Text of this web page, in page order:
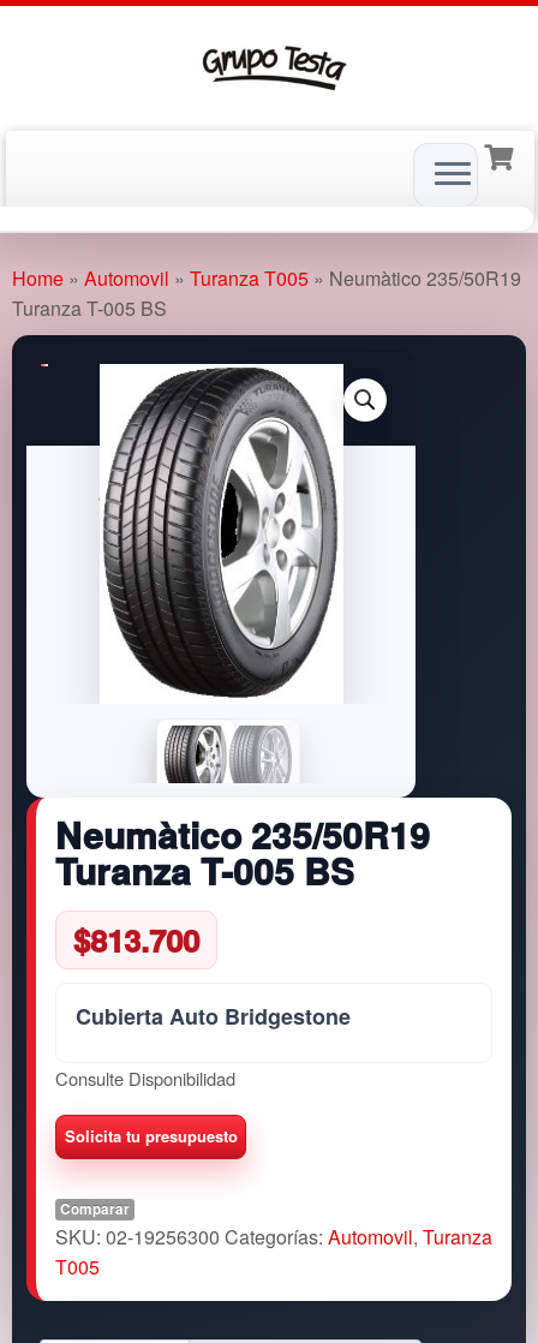
to
content
Home » Automovil » Turanza T005 » Neumàtico 235/50R19
Turanza T-005 BS
Neumàtico 235/50R19
Turanza T-005 BS
$813.700
Cubierta Auto Bridgestone
Consulte Disponibilidad
Comparar
SKU: 02-19256300 Categorías: Automovil, Turanza
T005